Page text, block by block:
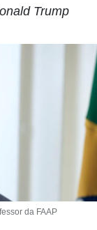
Trump
da FAAP